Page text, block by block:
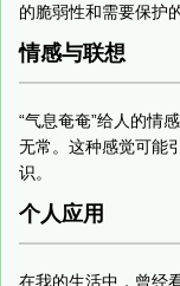
的脆弱性和需要保护
情感与联想
“气息奄奄”给人的情
无常。这种感觉可能
识。
个人应用
在我的生活中，曾经